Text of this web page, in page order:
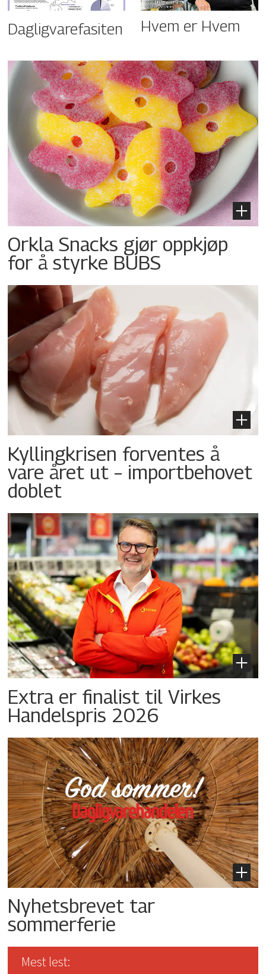
Dagligvarefasiten Hvem er Hvem
Orkla Snacks gjør oppkjøp
for å styrke BUBS
Kyllingkrisen forventes å
vare året ut – importbehovet
doblet
Extra er finalist til Virkes
Handelspris 2026
Nyhetsbrevet tar
sommerferie
Mest lest: